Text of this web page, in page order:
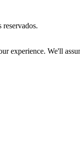
experience. We'll